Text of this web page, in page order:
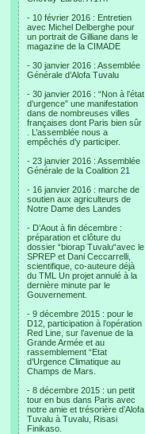
- 10 février 2016 : Entretien
avec Michel Delberghe pour
un portrait de Gilliane dans le
magazine de la CIMADE
- 30 janvier 2016 : Assemblée
Générale d’Alofa Tuvalu
- 30 janvier 2016 : “Non à l’état
d’urgence” une manifestation
dans de nombreuses villes
françaises dont Paris bien sûr
. L’assemblée nous a
empêchés d’y participer.
- 23 janvier 2016 : Assemblée
Générale de la Coalition 21
- 16 janvier 2016 : marche de
soutien aux agriculteurs de
Notre Dame des Landes
- D’Aout à fin décembre :
préparation et clôture du
dossier “biorap Tuvalu“avec le
SPREP et Dani Ceccarrelli,
scientifique, co-auteure déjà
du TML Un projet annulé à la
dernière minute par le
Gouvernement.
- 9 décembre 2015 : pour le
D12, participation à l’opération
Red Line, sur l’avenue de la
Grande Armée et au
rassemblement “Etat
d’Urgence Climatique au
Champs de Mars.
- 8 décembre 2015 : un petit
tour en bus dans Paris avec
notre amie et trésorière d’Alofa
Tuvalu à Tuvalu, Risasi
Finikaso.